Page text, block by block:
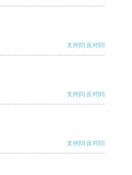
支持[0] 反对[0]
支持[0] 反对[0]
支持[0] 反对[0]